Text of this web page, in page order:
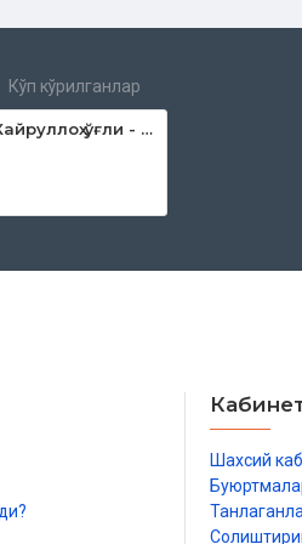
Кўп кўрилганлар
Азизхўжа Хайруллоҳ ўғли - «Жума мавъизалари» 33-диск (МР3)
Шахсий